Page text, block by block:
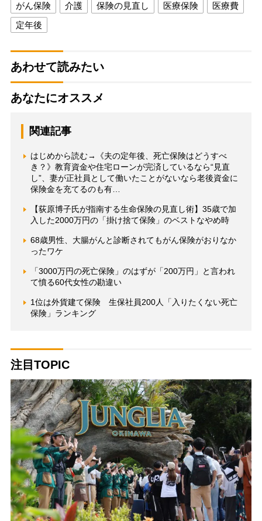
がん保険 介護 保険の見直し 医療保険
医療費
定年後
あわせて読みたい
あなたにオススメ
関連記事
はじめから読む→《夫の定年後、死亡保険はどうすべ
き？》教育資金や住宅ローンが完済しているなら“見直
し”、妻が正社員として働いたことがないなら老後資金に
保険金を充てるのも有…
【荻原博子氏が指南する生命保険の見直し術】35歳で加
入した2000万円の「掛け捨て保険」のベストなやめ時
68歳男性、大腸がんと診断されてもがん保険がおりなか
ったワケ
「3000万円の死亡保険」のはずが「200万円」と言われ
て憤る60代女性の勘違い
1位は外貨建て保険 生保社員200人「入りたくない死亡
保険」ランキング
注目TOPIC